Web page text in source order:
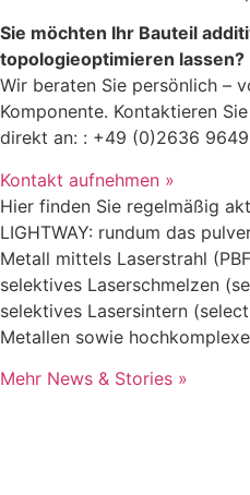
Sie möchten Ihr Bauteil
topologieoptimieren lassen?
Wir beraten Sie persönlich –
Komponente. Kontaktieren
direkt an: : +49 (0)2636
Kontakt aufnehmen »
Hier finden Sie regelmäßig
LIGHTWAY: rundum das
Metall mittels Laserstrahl
selektives Laserschmelzen
selektives Lasersintern
Metallen sowie
Mehr News & Stories »